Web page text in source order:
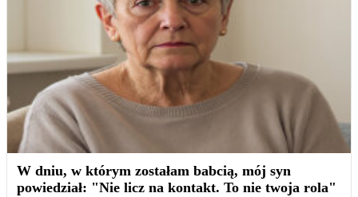
W dniu, w którym zostałam babcią, mój syn
powiedział: "Nie licz na kontakt. To nie twoja rola"